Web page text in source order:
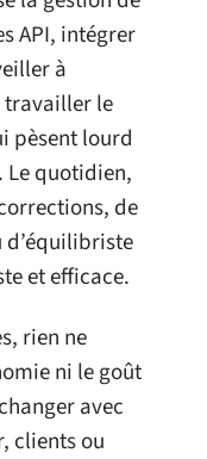
API, intégrer
à
travailler le
pèsent lourd
Le quotidien,
de
et efficace.
rien ne
ni le goût
avec
clients ou